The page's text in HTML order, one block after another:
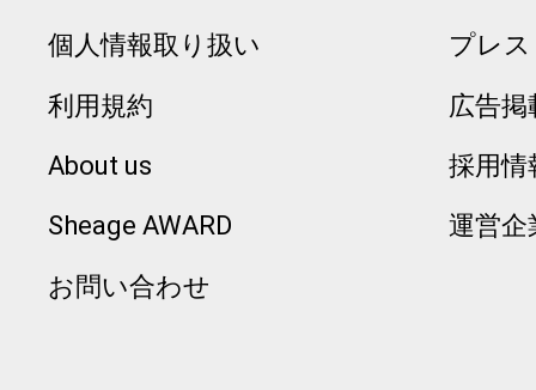
個人情報取り扱い
利用規約
About us
Sheage AWARD
お問い合わせ
プレ
広告掲
採用情
運営企